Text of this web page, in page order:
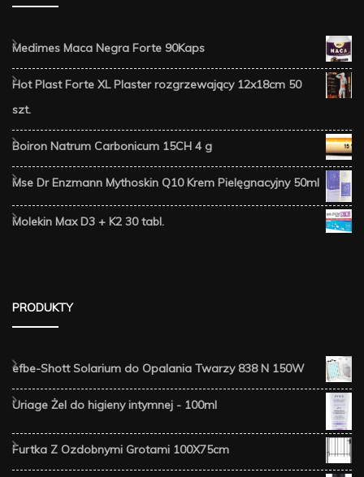
Medimes Maca Negra Forte 90Kaps
Hot Plast Forte XL Plaster rozgrzewający 12x18cm 50
szt.
Boiron Natrum Carbonicum 15CH 4 g
Mse Dr Enzmann Mythoskin Q10 Krem Pielęgnacyjny 50ml
Molekin Max D3 + K2 30 tabl.
PRODUKTY
efbe-Shott Solarium do Opalania Twarzy 838 N 150W
Uriage Żel do higieny intymnej - 100ml
Furtka Z Ozdobnymi Grotami 100X75cm